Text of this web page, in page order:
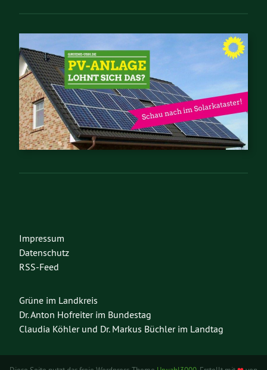
Impressum
Datenschutz
RSS-Feed
Grüne im Landkreis
Dr. Anton Hofreiter im Bundestag
Claudia Köhler und Dr. Markus Büchler im Landtag